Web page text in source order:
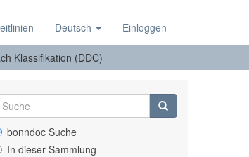
Deutsch Einloggen
Klassifikation (DDC)
bonndoc Suche
In dieser Sammlung